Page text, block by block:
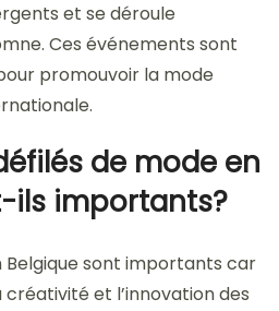
et se déroule
Ces événements sont
promouvoir la mode
de mode en
ils importants?
Belgique sont importants car
et l’innovation des